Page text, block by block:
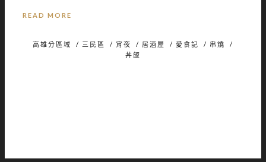
READ MORE
高雄分區域 / 三民區 / 宵夜 / 居酒屋 / 愛食記 / 串燒
/
丼飯